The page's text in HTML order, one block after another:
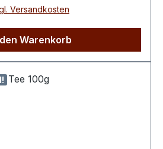
Versandkosten
Warenkorb